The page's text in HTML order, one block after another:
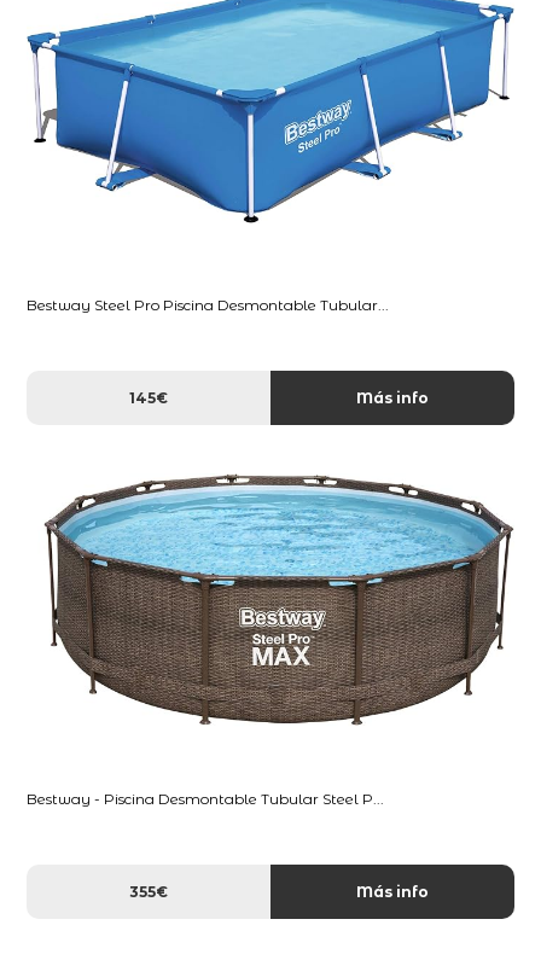
Bestway Steel Pro Piscina Desmontable Tubular...
145€ Más info
Bestway - Piscina Desmontable Tubular Steel P...
355€ Más info